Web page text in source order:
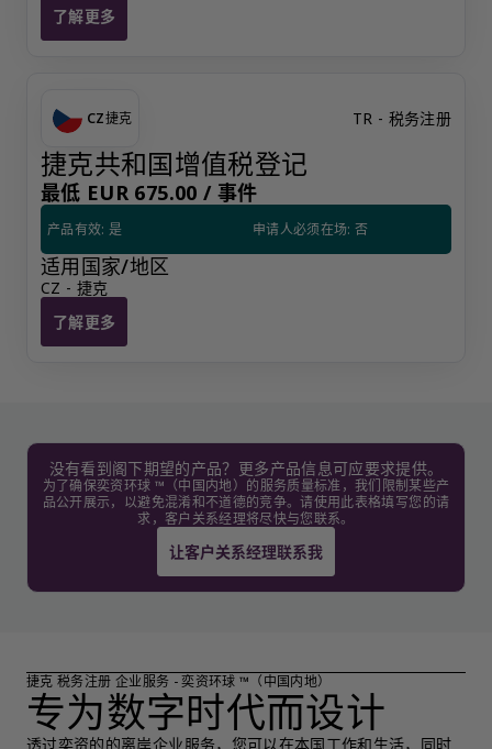
了解更多
增值税注册套餐：德国、法国、意大利、西班牙、波兰和捷克
CZ捷克 TR - 税务注册
捷克共和国增值税登记
最低 EUR 675.00 / 事件
产品有效: 是 申请人必须在场: 否
适用国家/地区
CZ - 捷克
了解更多
捷克共和国增值税登记
没有看到阁下期望的产品？更多产品信息可应要求提供。
为了确保奕资环球 ™（中国内地）的服务质量标准，我们限制某些产
品公开展示，以避免混淆和不道德的竞争。请使用此表格填写您的请
求，客户关系经理将尽快与您联系。
让客户关系经理联系我
捷克 税务注册 企业服务 - 奕资环球 ™（中国内地）
专为数字时代而设计
透过奕资的的离岸企业服务，您可以在本国工作和生活，同时